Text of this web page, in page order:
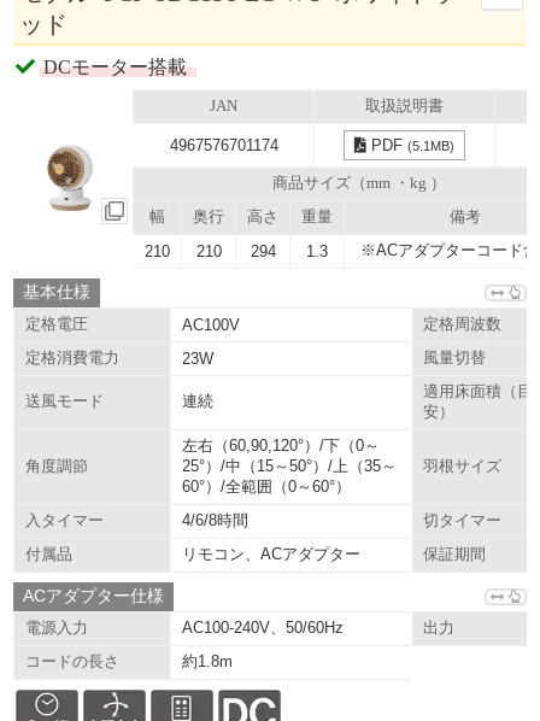
ッド
DCモーター搭載
JAN 取扱説明書
4967576701174 PDF(5.1MB)
商品サイズ（mm ・kg ）
幅
奥行 高さ 重量 備考
210 210 294 1.3 ※ACアダプターコード
基本仕様
定格電圧 AC100V
定格周波数
定格消費電力
23W 風量切替
送風モード 連続
適用床面積（目
安）
角度調節
左右（60,90,120°）/下（0～
25°）/中（15～50°）/上（35～
60°）/全範囲（0～60°）
羽根サイズ
入タイマー 4/6/8時間
切タイマー
付属品
リモコン、ACアダプター 保証期間
ACアダプター仕様
電源入力 AC100-240V、50/60Hz
出力
コードの長さ
約1.8m